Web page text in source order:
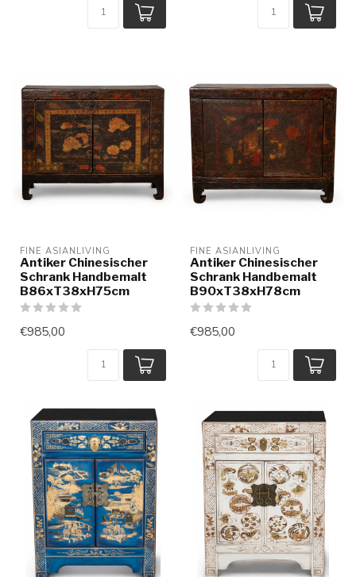
FINE ASIANLIVING
Antiker Chinesischer
Schrank Handbemalt
B86xT38xH75cm
€985,00
FINE ASIANLIVING
Antiker Chinesischer
Schrank Handbemalt
B90xT38xH78cm
€985,00